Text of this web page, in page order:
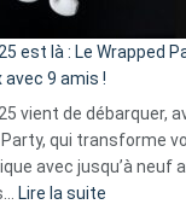
»
est là : Le Wrapped
9 amis !
vient de débarquer,
qui transforme
avec jusqu’à neuf
Lire la suite